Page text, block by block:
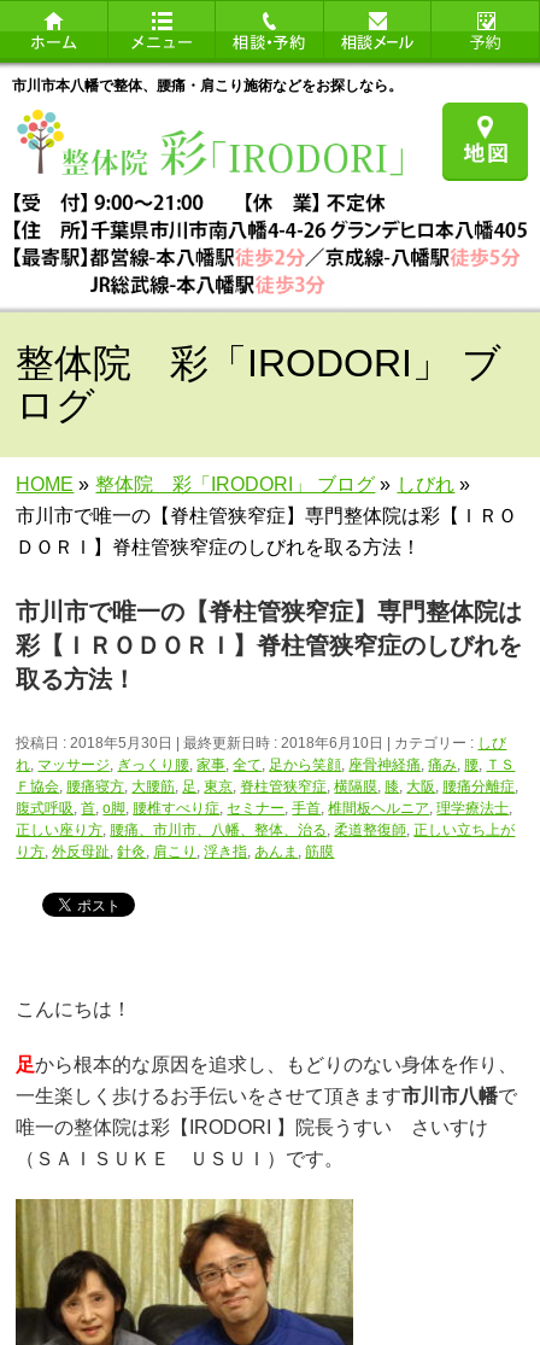
市川市本八幡で整体、腰痛・肩こり施術などをお探しなら。
整体院 彩「IRODORI」 ブ
ログ
HOME » 整体院 彩「IRODORI」 ブログ » しびれ »
市川市で唯一の【脊柱管狭窄症】専門整体院は彩【ＩＲＯ
ＤＯＲＩ】脊柱管狭窄症のしびれを取る方法！
市川市で唯一の【脊柱管狭窄症】専門整体院は
彩【ＩＲＯＤＯＲＩ】脊柱管狭窄症のしびれを
取る方法！
投稿日 : 2018年5月30日 最終更新日時 : 2018年6月10日 カテゴリー : しび
れ, マッサージ, ぎっくり腰,家事,全て, 足から笑顔, 座骨神経痛,痛み, 腰, ＴＳ
Ｆ協会, 腰痛寝方,大腰筋, 足 ,東京, 脊柱管狭窄症,横隔膜, 膝,大阪 , 腰痛分離症,
腹式呼吸,首,o脚, 腰椎すべり症,セミナー,手首,椎間板ヘルニア,理学療法士,
正しい座り方, 腰痛、市川市、八幡、整体、治る,柔道整復師,正しい立ち上が
り方,外反母趾,針灸, 肩こり ,浮き指,あんま ,筋膜
こんにちは！
足から根本的な原因を追求し、もどりのない身体を作り、
一生楽しく歩けるお手伝いをさせて頂きます市川市八幡で
唯一の整体院は彩【IRODORI 】院長うすい さいすけ
（ＳＡＩＳＵＫＥ ＵＳＵＩ）です。